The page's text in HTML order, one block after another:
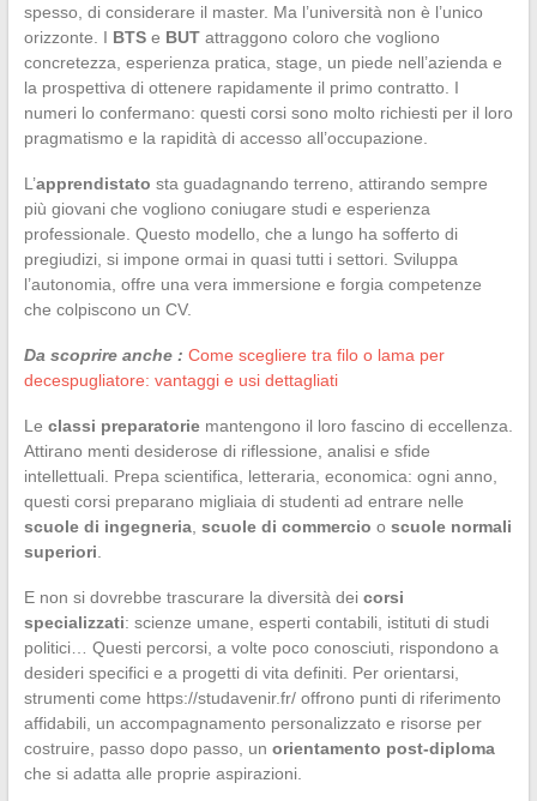
spesso, di considerare il master. Ma l’università non è l’unico
orizzonte. I BTSe BUTattraggono coloro che vogliono
concretezza, esperienza pratica, stage, un piede nell’azienda e
la prospettiva di ottenere rapidamente il primo contratto. I
numeri lo confermano: questi corsi sono molto richiesti per il loro
pragmatismo e la rapidità di accesso all’occupazione.
L’apprendistato sta guadagnando terreno, attirando sempre
più giovani che vogliono coniugare studi e esperienza
professionale. Questo modello, che a lungo ha sofferto di
pregiudizi, si impone ormai in quasi tutti i settori. Sviluppa
l’autonomia, offre una vera immersione e forgia competenze
che colpiscono un CV.
Da scoprire anche : Come scegliere tra filo o lama per
decespugliatore: vantaggi e usi dettagliati
Le classi preparatoriemantengono il loro fascino di eccellenza.
Attirano menti desiderose di riflessione, analisi e sfide
intellettuali. Prepa scientifica, letteraria, economica: ogni anno,
questi corsi preparano migliaia di studenti ad entrare nelle
scuole di ingegneria, scuole di commercio o scuole normali
superiori
E non si dovrebbe trascurare la diversità dei corsi
specializzati: scienze umane, esperti contabili, istituti di studi
politici… Questi percorsi, a volte poco conosciuti, rispondono a
desideri specifici e a progetti di vita definiti. Per orientarsi,
strumenti come https://studavenir.fr/ offrono punti di riferimento
affidabili, un accompagnamento personalizzato e risorse per
costruire, passo dopo passo, un orientamento post-diploma
che si adatta alle proprie aspirazioni.